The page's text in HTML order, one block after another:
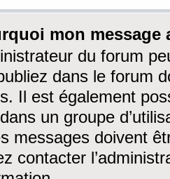
mon message
du forum
dans le forum
Il est également
un groupe
messages doivent
contacter